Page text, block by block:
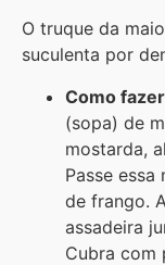
O truque da
suculenta por
Como
(sopa) de
mostarda,
Passe
de frango.
assadeira
Cubra com